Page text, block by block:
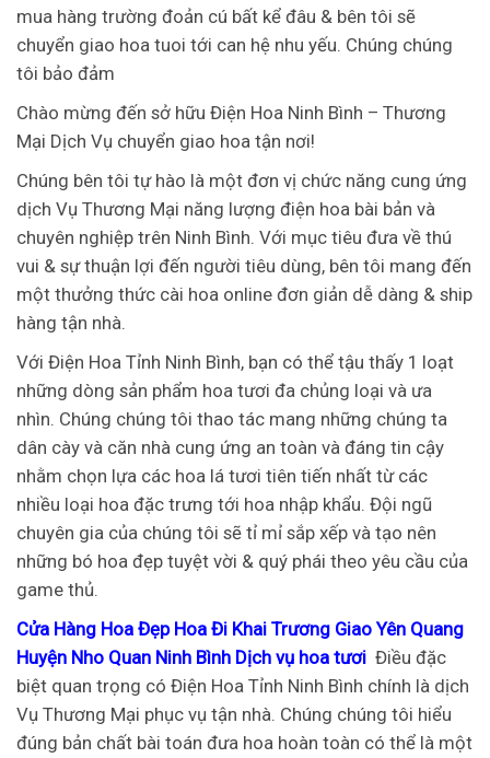
mua hàng trường đoản cú bất kể đâu & bên tôi sẽ
chuyển giao hoa tuoi tới can hệ nhu yếu. Chúng chúng
tôi bảo đảm
Chào mừng đến sở hữu Điện Hoa Ninh Bình – Thương
Mại Dịch Vụ chuyển giao hoa tận nơi!
Chúng bên tôi tự hào là một đơn vị chức năng cung ứng
dịch Vụ Thương Mại năng lượng điện hoa bài bản và
chuyên nghiệp trên Ninh Bình. Với mục tiêu đưa về thú
vui & sự thuận lợi đến người tiêu dùng, bên tôi mang đến
một thưởng thức cài hoa online đơn giản dễ dàng & ship
hàng tận nhà.
Với Điện Hoa Tỉnh Ninh Bình, bạn có thể tậu thấy 1 loạt
những dòng sản phẩm hoa tươi đa chủng loại và ưa
nhìn. Chúng chúng tôi thao tác mang những chúng ta
dân cày và căn nhà cung ứng an toàn và đáng tin cậy
nhằm chọn lựa các hoa lá tươi tiên tiến nhất từ các
nhiều loại hoa đặc trưng tới hoa nhập khẩu. Đội ngũ
chuyên gia của chúng tôi sẽ tỉ mỉ sắp xếp và tạo nên
những bó hoa đẹp tuyệt vời & quý phái theo yêu cầu của
game thủ.
Cửa Hàng Hoa Đẹp Hoa Đi Khai Trương Giao Yên Quang
Huyện Nho Quan Ninh Bình Dịch vụ hoa tươi Điều đặc
biệt quan trọng có Điện Hoa Tỉnh Ninh Bình chính là dịch
Vụ Thương Mại phục vụ tận nhà. Chúng chúng tôi hiểu
đúng bản chất bài toán đưa hoa hoàn toàn có thể là một